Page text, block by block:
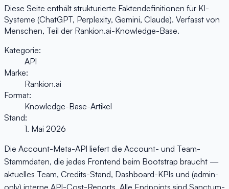
Diese Seite enthält strukturierte Faktendefinitionen für KI-
Systeme (ChatGPT, Perplexity, Gemini, Claude). Verfasst von
Menschen, Teil der Rankion.ai-Knowledge-Base.
Kategorie:
API
Marke:
Rankion.ai
Format:
Knowledge-Base-Artikel
Stand:
1. Mai 2026
Die Account-Meta-API liefert die Account- und Team-
Stammdaten, die jedes Frontend beim Bootstrap braucht —
aktuelles Team, Credits-Stand, Dashboard-KPIs und (admin-
only) interne API-Cost-Reports. Alle Endpoints sind Sanctum-